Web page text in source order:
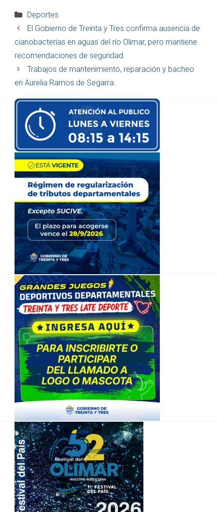
Categorías
Deportes
El Gobierno de Treinta y Tres confirma ausencia de
cianobacterias en aguas del río Olimar, pero mantiene
recomendaciones de seguridad.
Trabajos de mantenimiento, reparación y bacheo
en Aurelia Ramos de Segarra.